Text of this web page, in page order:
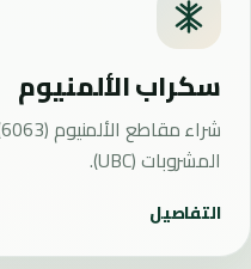
سكراب الألمنيوم
المشروبات (UBC).
التفاصيل